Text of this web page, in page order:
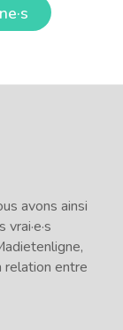
avons ainsi
relation entre